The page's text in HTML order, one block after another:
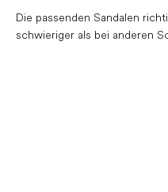
Die passenden Sandalen
schwieriger als bei anderen